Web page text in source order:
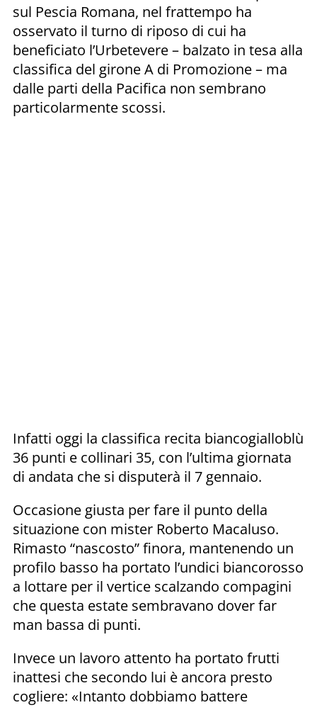
sul Pescia Romana, nel frattempo ha
osservato il turno di riposo di cui ha
beneficiato l’Urbetevere – balzato in tesa alla
classifica del girone A di Promozione – ma
dalle parti della Pacifica non sembrano
particolarmente scossi.
Infatti oggi la classifica recita biancogialloblù
36 punti e collinari 35, con l’ultima giornata
di andata che si disputerà il 7 gennaio.
Occasione giusta per fare il punto della
situazione con mister Roberto Macaluso.
Rimasto “nascosto” finora, mantenendo un
profilo basso ha portato l’undici biancorosso
a lottare per il vertice scalzando compagini
che questa estate sembravano dover far
man bassa di punti.
Invece un lavoro attento ha portato frutti
inattesi che secondo lui è ancora presto
cogliere: «Intanto dobbiamo battere